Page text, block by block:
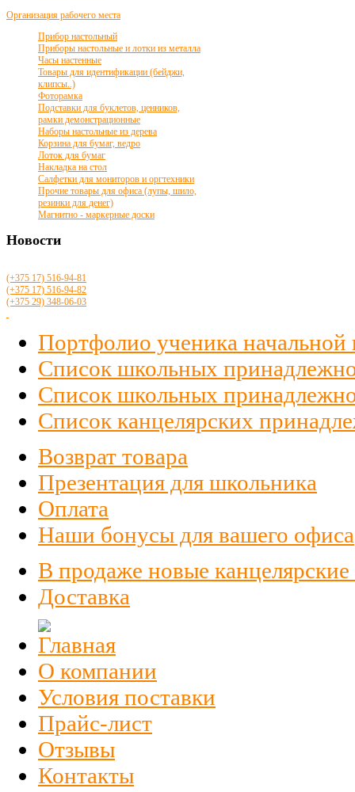
Организация рабочего места
Прибор настольный
Приборы настольные и лотки из металла
Часы настенные
Товары для идентификации (бейджи,
клипсы..)
Фоторамка
Подставки для буклетов, ценников,
рамки демонстрационные
Наборы настольные из дерева
Корзина для бумаг, ведро
Лоток для бумаг
Накладка на стол
Салфетки для мониторов и оргтехники
Прочие товары для офиса (лупы, шило,
резинки для денег)
Магнитно - маркерные доски
Новости
(+375 17) 516-94-81
(+375 17) 516-94-82
(+375 29) 348-06-03
Портфолио ученика
Список школьных
Список школьных
Список канцелярских
Возврат товара
Презентация для школьника
Оплата
Наши бонусы для вашего офиса
В продаже новые
Доставка
О компании
Условия поставки
Прайс-лист
Отзывы
Контакты